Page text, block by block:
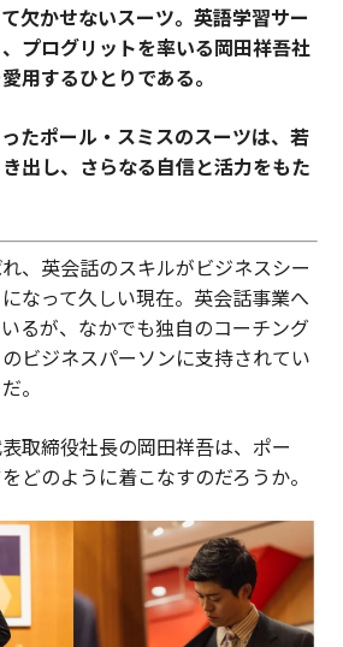
欠かせないスーツ。 英語学習サー
プログリットを率いる岡田祥吾社
用するひとりである。
たポール・スミスのスーツは、若
出し、さらなる自信と活力をもた
、英会話のスキルがビジネスシー
なって久しい現在。英会話事業へ
るが、なかでも独自のコーチング
ビジネスパーソンに支持されてい
。
取締役社長の岡田祥吾は、ポー
どのように着こなすのだろうか。